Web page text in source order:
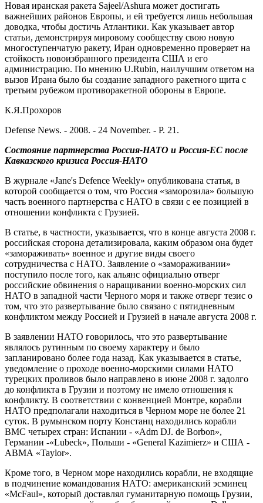
Новая иранская ракета Sajeel/Ashura может достигать
важнейших районов Европы, и ей требуется лишь небольшая
доводка, чтобы достичь Атлантики. Как указывает автор
статьи, демонстрируя мировому сообществу свою новую
многоступенчатую ракету, Иран одновременно проверяет на
стойкость новоизбранного президента США и его
администрацию. По мнению U.Rubin, наилучшим ответом на
вызов Ирана было бы создание западного ракетного щита с
третьим рубежом противоракетной обороны в Европе.
К.Я.Прохоров
Defense News. - 2008. - 24 November. - P. 21.
Состояние партнерства Россия-НАТО и Россия-ЕС после
Кавказского кризиса Россия-НАТО
В журнале «Jane's Defence Weekly» опубликована статья, в
которой сообщается о том, что Россия «заморозила» большую
часть военного партнерства с НАТО в связи с ее позицией в
отношении конфликта с Грузией.
В статье, в частности, указывается, что в конце августа 2008 г.
российская сторона детализировала, каким образом она будет
«замораживать» военное и другие виды своего
сотрудничества с НАТО. Заявление о «замораживании»
поступило после того, как альянс официально отверг
российские обвинения о наращивании военно-морских сил
НАТО в западной части Черного моря и также отверг тезис о
том, что это развертывание было связано с пятидневным
конфликтом между Россией и Грузией в начале августа 2008 г.
В заявлении НАТО говорилось, что это развертывание
являлось рутинным по своему характеру и было
запланировано более года назад. Как указывается в статье,
уведомление о проходе военно-морскими силами НАТО
турецких проливов было направлено в июне 2008 г. задолго
до конфликта в Грузии и поэтому не имело отношения к
конфликту. В соответствии с конвенцией Монтре, корабли
НАТО предполагали находиться в Черном море не более 21
суток. В румынском порту Констанц находились корабли
ВМС четырех стран: Испании - «Adm DJ. de Borbon»,
Германии -«Lubeck», Польши - «General Kazimierz» и США -
АВМА «Taylor».
Кроме того, в Черном море находились корабли, не входящие
в подчинение командования НАТО: американский эсминец
«McFaul», который доставлял гуманитарную помощь Грузии,